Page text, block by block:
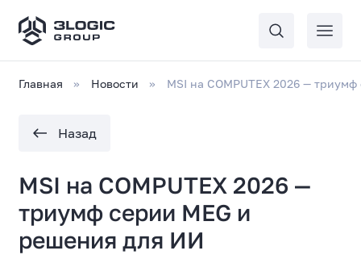
Главная Новости MSI на COMPUTEX 2026 —
Назад
MSI на COMPUTEX 2026 —
триумф серии MEG и
решения для ИИ